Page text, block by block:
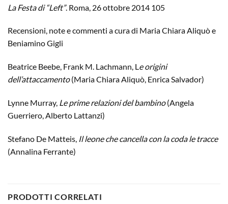
La Festa di “Left”. Roma, 26 ottobre 2014 105
Recensioni, note e commenti a cura di Maria Chiara Aliquò e
Beniamino Gigli
Beatrice Beebe, Frank M. Lachmann, Le origini
dell’attaccamento(Maria Chiara Aliquò, Enrica Salvador)
Lynne Murray, Le prime relazioni del bambino(Angela
Guerriero, Alberto Lattanzi)
Stefano De Matteis, Il leone che cancella con la coda le tracce
(Annalina Ferrante)
PRODOTTI CORRELATI